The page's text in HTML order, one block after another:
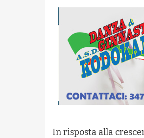
In risposta alla